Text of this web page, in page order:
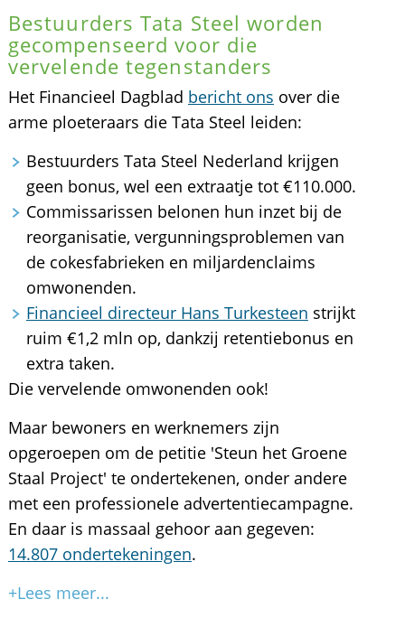
Bestuurders Tata Steel worden
gecompenseerd voor die
vervelende tegenstanders
Het Financieel Dagblad bericht ons over die
arme ploeteraars die Tata Steel leiden:
Bestuurders Tata Steel Nederland krijgen
geen bonus, wel een extraatje tot €110.000.
Commissarissen belonen hun inzet bij de
reorganisatie, vergunningsproblemen van
de cokesfabrieken en miljardenclaims
omwonenden.
Financieel directeur Hans Turkesteen strijkt
ruim €1,2 mln op, dankzij retentiebonus en
extra taken.
Die vervelende omwonenden ook!
Maar bewoners en werknemers zijn
opgeroepen om de petitie 'Steun het Groene
Staal Project' te ondertekenen, onder andere
met een professionele advertentiecampagne.
En daar is massaal gehoor aan gegeven:
14.807 ondertekeningen.
+Lees meer...